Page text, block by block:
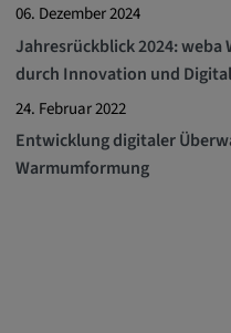
06. Dezember 2024
Jahresrückblick 2024: weba
durch Innovation und
24. Februar 2022
Entwicklung digitaler
Warmumformung
Zweck:
Diese Cookies
festzuhalten.
Cookie Laufzeit: